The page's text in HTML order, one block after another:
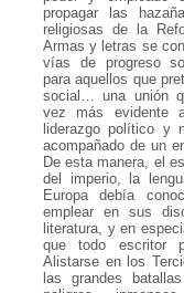
propagar las
religiosas de la
Armas y letras se
vías de progreso
para aquellos que
social… una unión
vez más evidente
liderazgo político y
acompañado de un
De esta manera, el
del imperio, la
Europa debía
emplear en sus
literatura, y en
que todo escritor
Alistarse en los
las grandes